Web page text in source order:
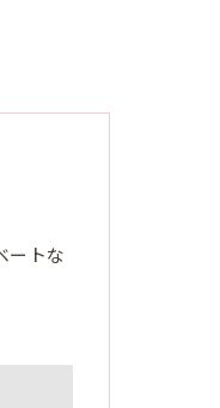
ートな